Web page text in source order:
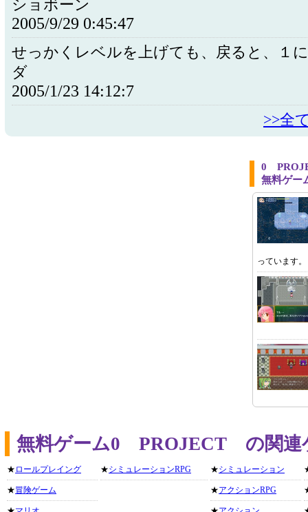
ショボーン
2005/9/29 0:45:47
せっかくレベルを上げても、戻ると、１
ダ
2005/1/23 14:12:7
>>全
0
無料ゲー
っています。
無料ゲーム0 PROJECT の関連
★ ロールプレイング
★冒険ゲーム
★シミュレーションRPG ★シミュレーション
★アクションRPG